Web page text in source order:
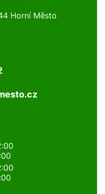
Horní Město